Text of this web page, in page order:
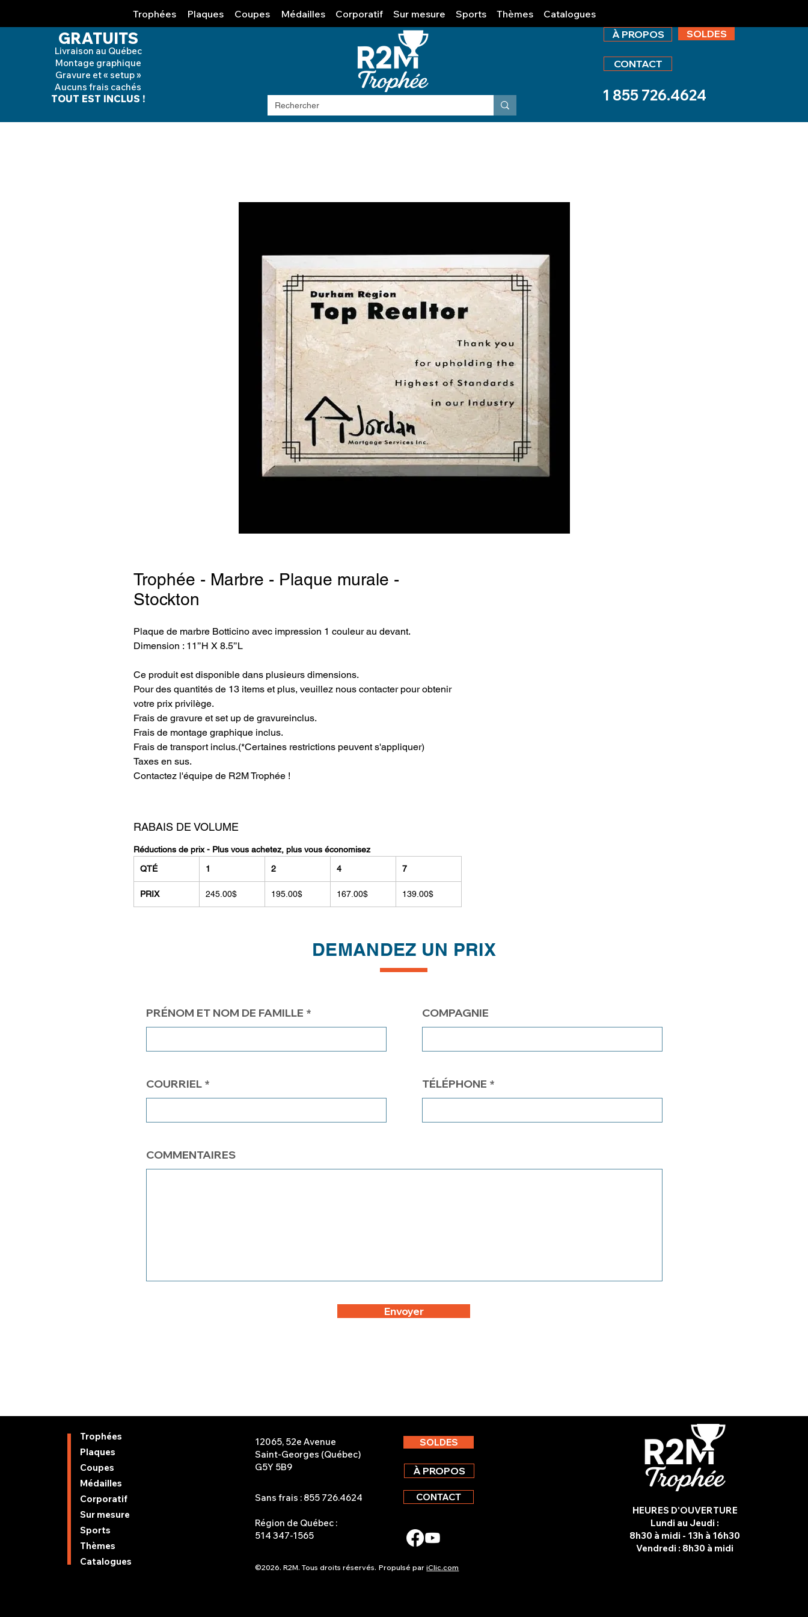
Trophées Plaques Coupes Médailles Corporatif Sur mesure Sports Thèmes Catalogues
GRATUITS
Livraison au Québec
Montage graphique
Gravure et « setup »
Aucuns frais cachés
TOUT EST INCLUS !
À PROPOS SOLDES
CONTACT
1 855 726.4624
Trophée - Marbre - Plaque murale -
Stockton
Plaque de marbre Botticino avec impression 1 couleur au devant.
Dimension : 11’’H X 8.5’’L
Ce produit est disponible dans plusieurs dimensions.
Pour des quantités de 13 items et plus, veuillez nous contacter pour obtenir
votre prix privilège.
Frais de gravure et set up de gravureinclus.
Frais de montage graphique inclus.
Frais de transport inclus.(*Certaines restrictions peuvent s'appliquer)
Taxes en sus.
Contactez l'équipe de R2M Trophée !
RABAIS DE VOLUME
Réductions de prix - Plus vous achetez, plus vous économisez
QTÉ
1 2 4 7
PRIX 245.00$ 195.00$ 167.00$ 139.00$
DEMANDEZ UN PRIX
PRÉNOM ET NOM DE FAMILLE
COURRIEL
COMPAGNIE
TÉLÉPHONE
COMMENTAIRES
Envoyer
Trophées
Plaques
Coupes
Médailles
Corporatif
Sur mesure
Sports
Thèmes
Catalogues
12065, 52e Avenue
Saint-Georges (Québec)
G5Y 5B9
Sans frais : 855 726.4624
Région de Québec :
514 347-1565
SOLDES
À PROPOS
CONTACT
©2026. R2M. Tous droits réservés. Propulsé pariClic.com
HEURES D'OUVERTURE
Lundi au Jeudi :
8h30 à midi - 13h à 16h30
Vendredi : 8h30 à midi